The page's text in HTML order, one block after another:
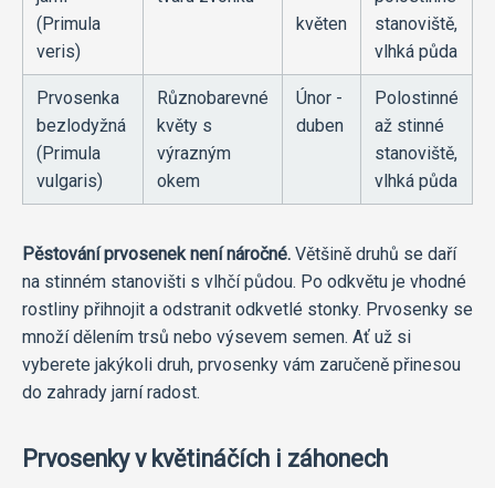
(Primula
veris)
květen
stanoviště,
vlhká půda
Prvosenka
bezlodyžná
(Primula
vulgaris)
Různobarevné
květy s
výrazným
okem
Únor -
duben
Polostinné
až stinné
stanoviště,
vlhká půda
Pěstování prvosenek není náročné. Většině druhů se daří
na stinném stanovišti s vlhčí půdou. Po odkvětu je vhodné
rostliny přihnojit a odstranit odkvetlé stonky. Prvosenky se
množí dělením trsů nebo výsevem semen. Ať už si
vyberete jakýkoli druh, prvosenky vám zaručeně přinesou
do zahrady jarní radost.
Prvosenky v květináčích i záhonech